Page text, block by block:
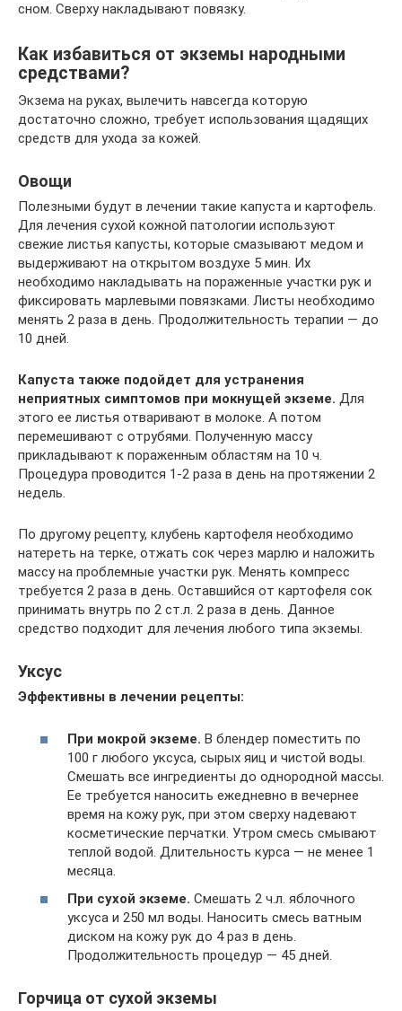
сном. Сверху накладывают повязку.
Как избавиться от экземы народными
средствами?
Экзема на руках, вылечить навсегда которую
достаточно сложно, требует использования щадящих
средств для ухода за кожей.
Овощи
Полезными будут в лечении такие капуста и картофель.
Для лечения сухой кожной патологии используют
свежие листья капусты, которые смазывают медом и
выдерживают на открытом воздухе 5 мин. Их
необходимо накладывать на пораженные участки рук и
фиксировать марлевыми повязками. Листы необходимо
менять 2 раза в день. Продолжительность терапии — до
10 дней.
Капуста также подойдет для устранения
неприятных симптомов при мокнущей экземе. Для
этого ее листья отваривают в молоке. А потом
перемешивают с отрубями. Полученную массу
прикладывают к пораженным областям на 10 ч.
Процедура проводится 1-2 раза в день на протяжении 2
недель.
По другому рецепту, клубень картофеля необходимо
натереть на терке, отжать сок через марлю и наложить
массу на проблемные участки рук. Менять компресс
требуется 2 раза в день. Оставшийся от картофеля сок
принимать внутрь по 2 ст.л. 2 раза в день. Данное
средство подходит для лечения любого типа экземы.
Уксус
Эффективны в лечении рецепты:
При мокрой экземе. В блендер поместить по
100 г любого уксуса, сырых яиц и чистой воды.
Смешать все ингредиенты до однородной массы.
Ее требуется наносить ежедневно в вечернее
время на кожу рук, при этом сверху надевают
косметические перчатки. Утром смесь смывают
теплой водой. Длительность курса — не менее 1
месяца.
При сухой экземе. Смешать 2 ч.л. яблочного
уксуса и 250 мл воды. Наносить смесь ватным
диском на кожу рук до 4 раз в день.
Продолжительность процедур — 45 дней.
Горчица от сухой экземы